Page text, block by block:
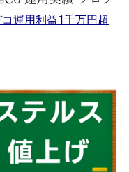
運用利益1千万円超